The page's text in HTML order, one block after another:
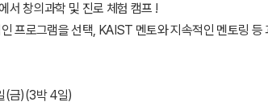
서 창의과학 및 진로 체험 캠프 !
프로그램을 선택, KAIST 멘토와 지속적인 멘토링
(금)(3박 4일)